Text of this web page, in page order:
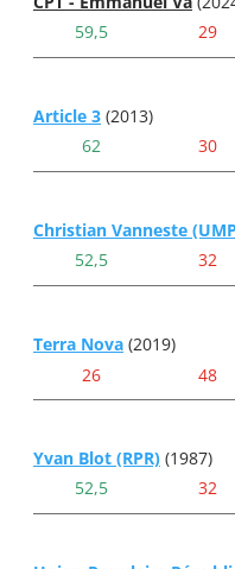
59,5
29
Article 3 (2013)
62
30
Christian Vanneste
52,5
32
Terra Nova (2019)
26
48
Yvan Blot (RPR) (1987)
52,5
32